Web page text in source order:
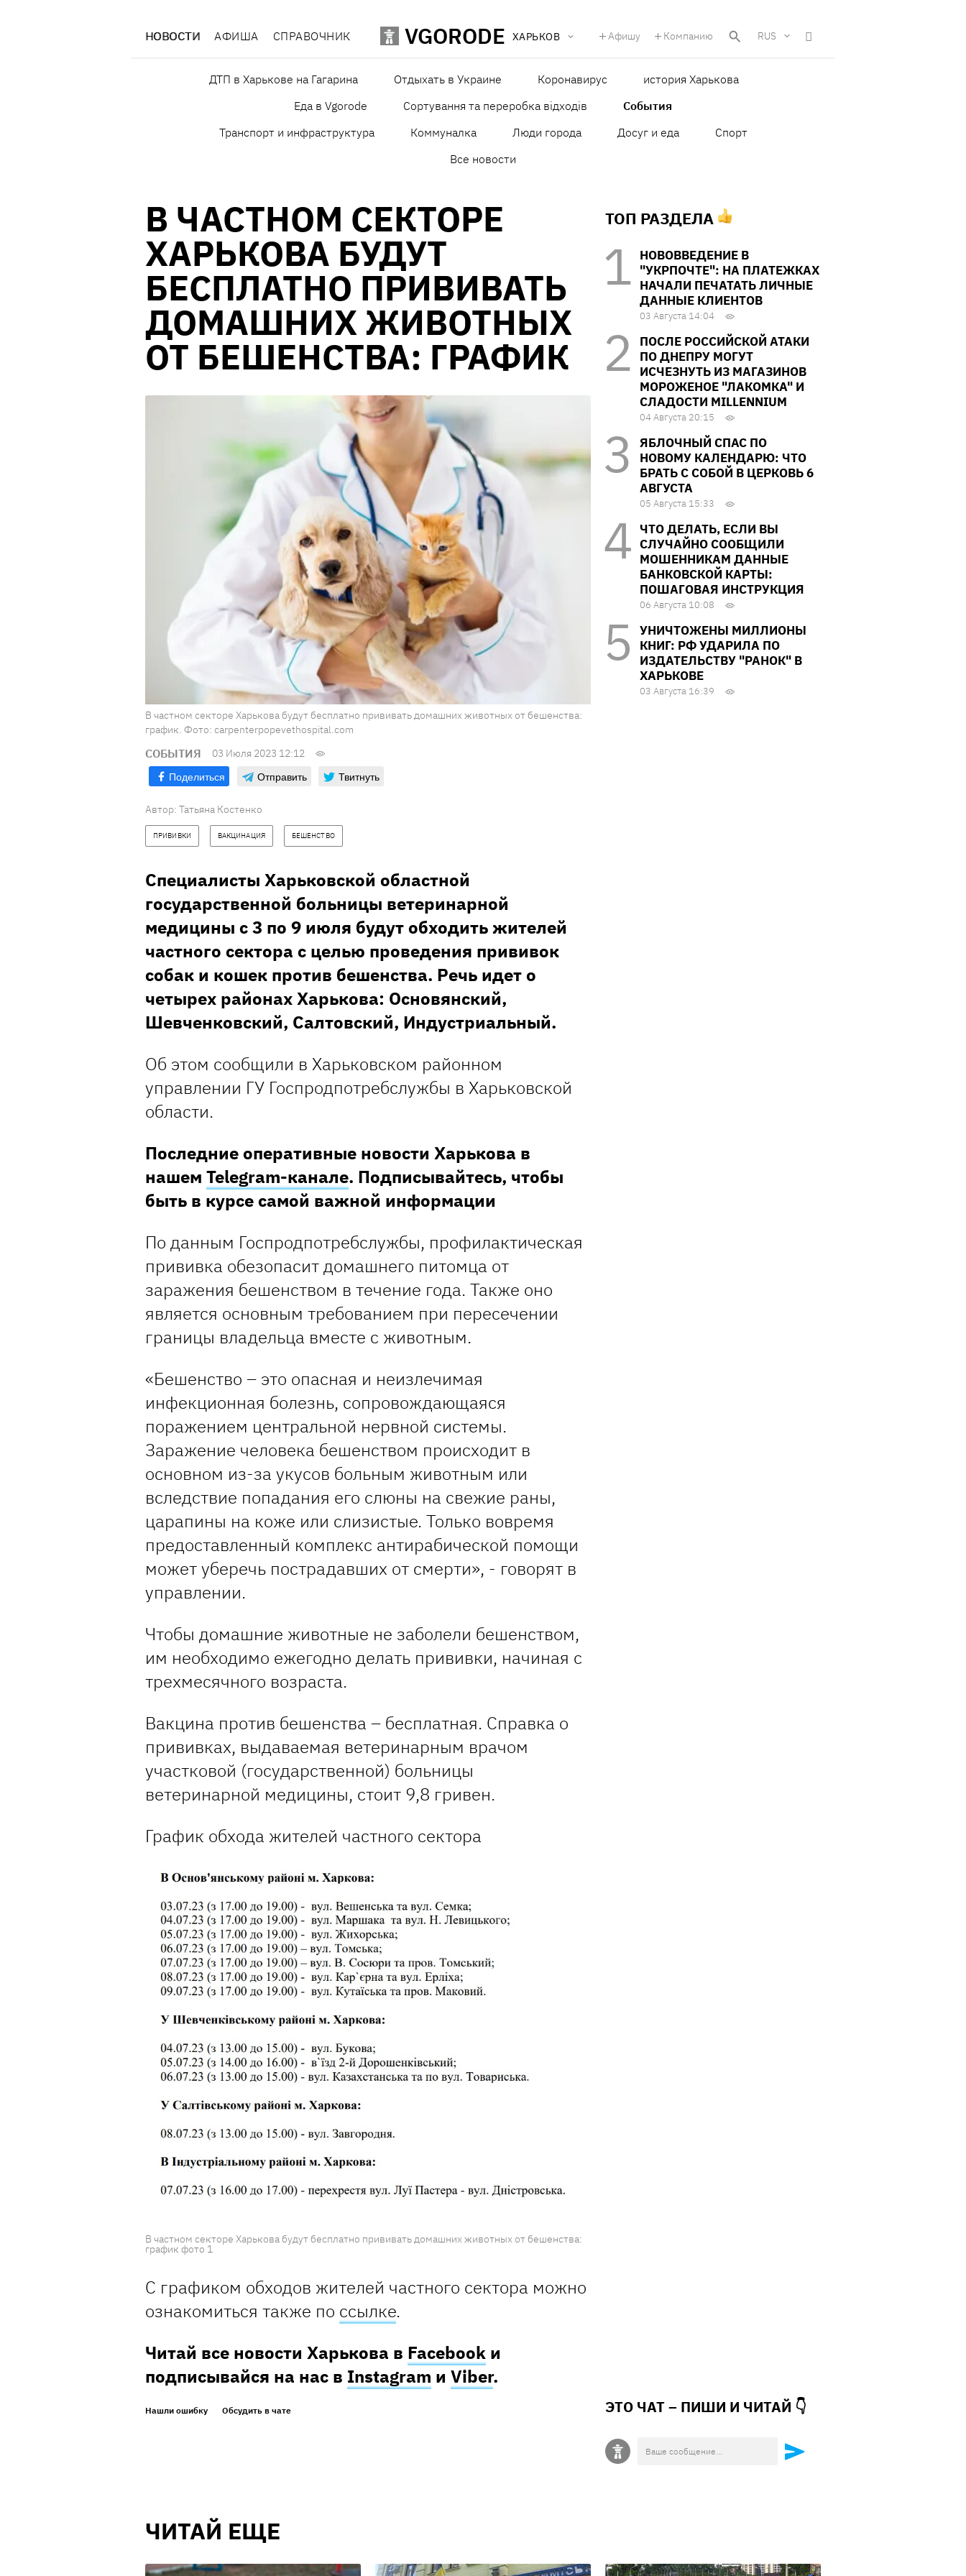
НОВОСТИ АФИША СПРАВОЧНИК VGORODE ХАРЬКОВ Афишу Компанию RUS
ДТП в Харькове на Гагарина Отдыхать в Украине Коронавирус
история Харькова
Еда в Vgorode
Сортування та переробка відходів
События
Транспорт и инфраструктура
Коммуналка Люди города Досуг и еда
Спорт
Все новости
В ЧАСТНОМ СЕКТОРЕ
ХАРЬКОВА БУДУТ
БЕСПЛАТНО ПРИВИВАТЬ
ДОМАШНИХ ЖИВОТНЫХ
ОТ БЕШЕНСТВА: ГРАФИК
В частном секторе Харькова будут бесплатно прививать домашних животных от бешенства:
график. Фото: carpenterpopevethospital.com
СОБЫТИЯ 03 Июля 2023 12:12
Поделиться Отправить Твитнуть
Автор: Татьяна Костенко
ПРИВИВКИ ВАКЦИНАЦИЯ БЕШЕНСТВО
Специалисты Харьковской областной
государственной больницы ветеринарной
медицины с 3 по 9 июля будут обходить жителей
частного сектора с целью проведения прививок
собак и кошек против бешенства. Речь идет о
четырех районах Харькова: Основянский,
Шевченковский, Салтовский, Индустриальный.
Об этом сообщили в Харьковском районном
управлении ГУ Госпродпотребслужбы в Харьковской
области.
Последние оперативные новости Харькова в
нашем Telegram-канале. Подписывайтесь, чтобы
быть в курсе самой важной информации
По данным Госпродпотребслужбы, профилактическая
прививка обезопасит домашнего питомца от
заражения бешенством в течение года. Также оно
является основным требованием при пересечении
границы владельца вместе с животным.
«Бешенство – это опасная и неизлечимая
инфекционная болезнь, сопровождающаяся
поражением центральной нервной системы.
Заражение человека бешенством происходит в
основном из-за укусов больным животным или
вследствие попадания его слюны на свежие раны,
царапины на коже или слизистые. Только вовремя
предоставленный комплекс антирабической помощи
может уберечь пострадавших от смерти», - говорят в
управлении.
Чтобы домашние животные не заболели бешенством,
им необходимо ежегодно делать прививки, начиная с
трехмесячного возраста.
Вакцина против бешенства – бесплатная. Справка о
прививках, выдаваемая ветеринарным врачом
участковой (государственной) больницы
ветеринарной медицины, стоит 9,8 гривен.
График обхода жителей частного сектора
В частном секторе Харькова будут бесплатно прививать домашних животных от бешенства:
график фото 1
С графиком обходов жителей частного сектора можно
ознакомиться также по ссылке.
Читай все новости Харькова в Facebook и
подписывайся на нас в Instagram и Viber.
Нашли ошибку Обсудить в чате
ТОП РАЗДЕЛА
НОВОВВЕДЕНИЕ В
"УКРПОЧТЕ": НА ПЛАТЕЖКАХ
НАЧАЛИ ПЕЧАТАТЬ ЛИЧНЫЕ
ДАННЫЕ КЛИЕНТОВ
03 Августа 14:04
ПОСЛЕ РОССИЙСКОЙ АТАКИ
ПО ДНЕПРУ МОГУТ
ИСЧЕЗНУТЬ ИЗ МАГАЗИНОВ
МОРОЖЕНОЕ "ЛАКОМКА" И
СЛАДОСТИ MILLENNIUM
04 Августа 20:15
ЯБЛОЧНЫЙ СПАС ПО
НОВОМУ КАЛЕНДАРЮ: ЧТО
БРАТЬ С СОБОЙ В ЦЕРКОВЬ 6
АВГУСТА
05 Августа 15:33
ЧТО ДЕЛАТЬ, ЕСЛИ ВЫ
СЛУЧАЙНО СООБЩИЛИ
МОШЕННИКАМ ДАННЫЕ
БАНКОВСКОЙ КАРТЫ:
ПОШАГОВАЯ ИНСТРУКЦИЯ
06 Августа 10:08
УНИЧТОЖЕНЫ МИЛЛИОНЫ
КНИГ: РФ УДАРИЛА ПО
ИЗДАТЕЛЬСТВУ "РАНОК" В
ХАРЬКОВЕ
03 Августа 16:39
ЭТО ЧАТ – ПИШИ И ЧИТАЙ 👇
ЧИТАЙ ЕЩЕ